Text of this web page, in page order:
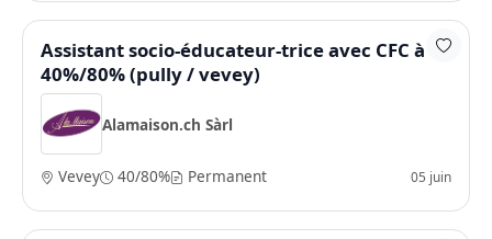
Assistant socio-éducateur-trice avec CFC à
40%/80% (pully / vevey)
Alamaison.ch Sàrl
Vevey 40/80% Permanent 05 juin